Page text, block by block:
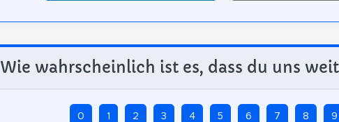
Wie wahrscheinlich ist es, dass du uns
0 1 2 3 4 5 6 7 8 9